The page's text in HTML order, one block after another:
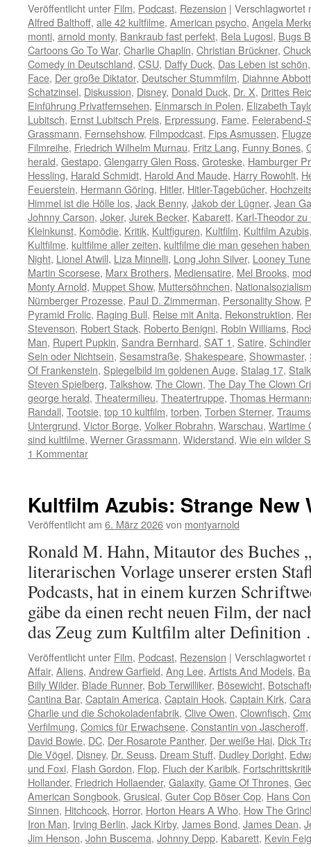
Veröffentlicht unter Film, Podcast, Rezension | Verschlagwortet
Alfred Balthoff, alle 42 kultfilme, American psycho, Angela
monti, arnold monty, Bankraub fast perfekt, Bela Lugosi, Bugs
Cartoons Go To War, Charlie Chaplin, Christian Brückner,
Comedy in Deutschland, CSU, Daffy Duck, Das Leben ist schön
Face, Der große Diktator, Deutscher Stummfilm, Diahnne Abbott
Schatzinsel, Diskussion, Disney, Donald Duck, Dr. X, Drittes
Einführung Privatfernsehen, Einmarsch in Polen, Elizabeth
Lubitsch, Ernst Lubitsch Preis, Erpressung, Fame, Feierabend-
Grassmann, Fernsehshow, Filmpodcast, Fips Asmussen,
Filmreihe, Friedrich Wilhelm Murnau, Fritz Lang, Funny Bones,
herald, Gestapo, Glengarry Glen Ross, Groteske, Hamburger
Hessling, Harald Schmidt, Harold And Maude, Harry Rowohlt,
Feuerstein, Hermann Göring, Hitler, Hitler-Tagebücher,
Himmel ist die Hölle los, Jack Benny, Jakob der Lügner, Jean
Johnny Carson, Joker, Jurek Becker, Kabarett, Karl-Theodor
Kleinkunst, Komödie, Kritik, Kultfiguren, Kultfilm, Kultfilm Azubis
Kultfilme, kultfilme aller zeiten, kultfilme die man gesehen
Night, Lionel Atwill, Liza Minnelli, Long John Silver, Looney
Martin Scorsese, Marx Brothers, Mediensatire, Mel Brooks,
Monty Arnold, Muppet Show, Muttersöhnchen,
Nürnberger Prozesse, Paul D. Zimmerman, Personality Show,
Pyramid Frolic, Raging Bull, Reise mit Anita, Rekonstruktion,
Stevenson, Robert Stack, Roberto Benigni, Robin Williams,
Man, Rupert Pupkin, Sandra Bernhard, SAT 1, Satire,
Sein oder Nichtsein, Sesamstraße, Shakespeare, Showmaster,
Of Frankenstein, Spiegelbild im goldenen Auge, Stalag 17,
Steven Spielberg, Talkshow, The Clown, The Day The Clown
george herald, Theatermilieu, Theatertruppe, Thomas
Randall, Tootsie, top 10 kultfilm, torben, Torben Sterner,
Untergrund, Victor Borge, Volker Robrahn, Warschau, Wartime
sind kultfilme, Werner Grassmann, Widerstand, Wie ein wilder
1 Kommentar
Kultfilm Azubis: Strange New
Veröffentlicht am 6. März 2026von montyarnold
Ronald M. Hahn, Mitautor des Buches
literarischen Vorlage unserer ersten
Podcasts, hat in einem kurzen
gäbe da einen recht neuen Film, der
das Zeug zum Kultfilm alter
Veröffentlicht unter Film, Podcast, Rezension | Verschlagwortet
Affair, Aliens, Andrew Garfield, Ang Lee, Artists And Models,
Billy Wilder, Blade Runner, Bob Terwilliker, Bösewicht,
Cantina Bar, Captain America, Captain Hook, Captain Kirk,
Charlie und die Schokoladenfabrik, Clive Owen, Clownfisch,
Verfilmung, Comics für Erwachsene, Constantin von Jascheroff,
David Bowie, DC, Der Rosarote Panther, Der weiße Hai, Dick
Die Vögel, Disney, Dr. Seuss, Dream Stuff, Dudley Doright,
und Foxi, Flash Gordon, Flop, Fluch der Karibik,
Hollander, Friedrich Hollaender, Galaxity, Game Of Thrones,
American Songbook, Grusical, Guter Cop Böser Cop, Hans
Sinnen, Hitchcock, Horror, Horton Hears A Who, How The
Iron Man, Irving Berlin, Jack Kirby, James Bond, James Dean,
Jim Henson, John Buscema, Johnny Depp, Kabarett, Kevin